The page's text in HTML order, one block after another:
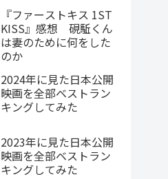
『ファーストキス 1ST
KISS』感想 硯駈くん
は妻のために何をした
のか
2024年に見た日本公開
映画を全部ベストラン
キングしてみた
2023年に見た日本公開
映画を全部ベストラン
キングしてみた